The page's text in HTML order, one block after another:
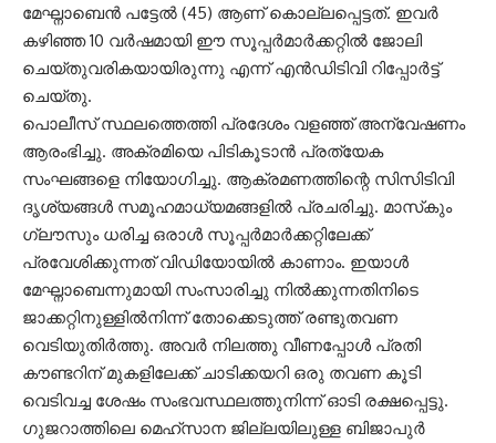
മേഘ്നാബെൻ പട്ടേൽ (45) ആണ് കൊല്ലപ്പെട്ടത്. ഇവർ
കഴിഞ്ഞ 10 വർഷമായി ഈ സൂപ്പർമാർക്കറ്റിൽ ജോലി
ചെയ്തുവരികയായിരുന്നു എന്ന് എൻഡിടിവി റിപ്പോർട്ട്
ചെയ്തു.
പൊലീസ് സ്ഥലത്തെത്തി പ്രദേശം വളഞ്ഞ് അന്വേഷണം
ആരംഭിച്ചു. അക്രമിയെ പിടികൂടാൻ പ്രത്യേക
സംഘങ്ങളെ നിയോഗിച്ചു. ആക്രമണത്തിന്റെ സിസിടിവി
ദൃശ്യങ്ങൾ സമൂഹമാധ്യമങ്ങളിൽ പ്രചരിച്ചു. മാസ്‌കും
ഗ്ലൗസും ധരിച്ച ഒരാൾ സൂപ്പർമാർക്കറ്റിലേക്ക്
പ്രവേശിക്കുന്നത് വിഡിയോയിൽ കാണാം. ഇയാൾ
മേഘ്നാബെന്നുമായി സംസാരിച്ചു നിൽക്കുന്നതിനിടെ
ജാക്കറ്റിനുള്ളിൽനിന്ന് തോക്കെടുത്ത് രണ്ടുതവണ
വെടിയുതിർത്തു. അവർ നിലത്തു വീണപ്പോൾ പ്രതി
കൗണ്ടറിന് മുകളിലേക്ക് ചാടിക്കയറി ഒരു തവണ കൂടി
വെടിവച്ച ശേഷം സംഭവസ്ഥലത്തുനിന്ന് ഓടി രക്ഷപ്പെട്ടു.
ഗുജറാത്തിലെ മെഹ്‌സാന ജില്ലയിലുള്ള ബിജാപുർ